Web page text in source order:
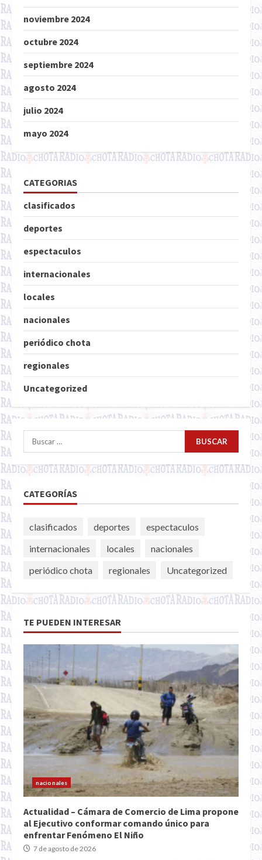
noviembre 2024
octubre 2024
septiembre 2024
agosto 2024
julio 2024
mayo 2024
CATEGORIAS
clasificados
deportes
espectaculos
internacionales
locales
nacionales
periódico chota
regionales
Uncategorized
Buscar:
CATEGORÍAS
clasificados deportes
espectaculos
internacionales
locales
nacionales
periódico chota
regionales Uncategorized
TE PUEDEN INTERESAR
nacionales
Actualidad – Cámara de Comercio de Lima propone
al Ejecutivo conformar comando único para
enfrentar Fenómeno El Niño
7 de agosto de 2026